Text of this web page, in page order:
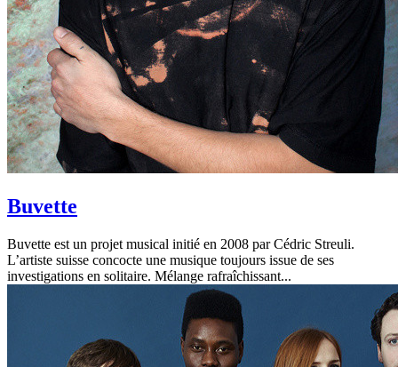
Buvette
Buvette est un projet musical initié en 2008 par Cédric Streuli.
L’artiste suisse concocte une musique toujours issue de ses
investigations en solitaire. Mélange rafraîchissant...